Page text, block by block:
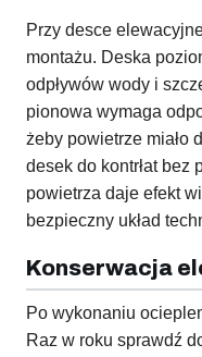
Przy desce
montażu. Deska
odpływów wody i
pionowa wymaga
żeby powietrze miało
desek do kontrłat bez
powietrza daje efekt
bezpieczny układ
Konserwacja
Po wykonaniu
Raz w roku sprawdź